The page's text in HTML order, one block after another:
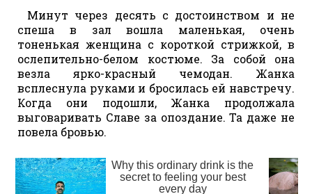
Минут через десять с достоинством и не
спеша в зал вошла маленькая, очень
тоненькая женщина с короткой стрижкой, в
ослепительно-белом костюме. За собой она
везла ярко-красный чемодан. Жанка
всплеснула руками и бросилась ей навстречу.
Когда они подошли, Жанка продолжала
выговаривать Славе за опоздание. Та даже не
повела бровью.